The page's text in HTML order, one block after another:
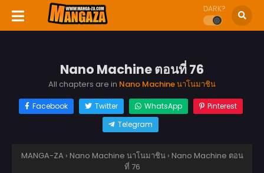
DARK?
Nano Machine ตอนที่ 76
All chapters are in Nano Machine นาโนมาชิน
Facebook Twitter WhatsApp
Pinterest
Telegram
MANGA-ZA › Nano Machine นาโนมาชิน › Nano Machine ตอน
ที่ 76